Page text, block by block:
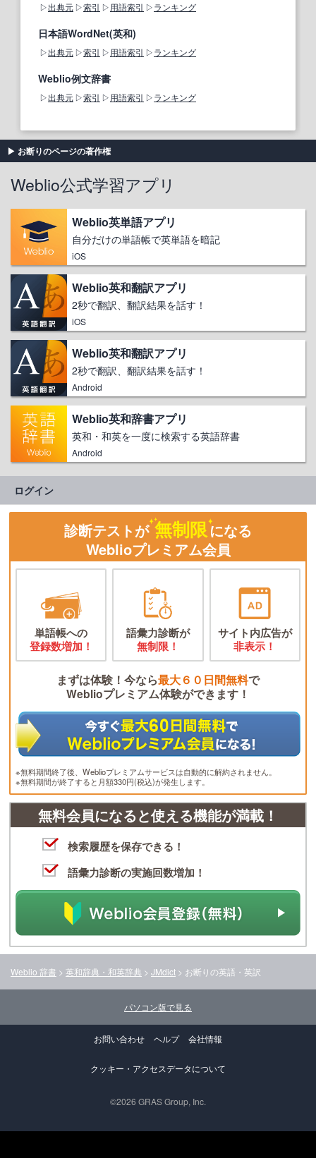
出典元 索引 用語索引 ランキング
日本語WordNet(英和)
出典元 索引 用語索引 ランキング
Weblio例文辞書
出典元 索引 用語索引 ランキング
お断りのページの著作権
Weblio公式学習アプリ
Weblio英単語アプリ
自分だけの単語帳で英単語を暗記
iOS
Weblio英和翻訳アプリ
2秒で翻訳、翻訳結果を話す！
iOS
Weblio英和翻訳アプリ
2秒で翻訳、翻訳結果を話す！
Android
Weblio英和辞書アプリ
英和・和英を一度に検索する英語辞書
Android
ログイン
診断テストが 無制限になる
Weblioプレミアム会員
単語帳への
登録数増加！
語彙力診断が
無制限！
サイト内広告が
非表示！
まずは体験！今なら最大６０日間無料で
Weblioプレミアム体験ができます！
※無料期間終了後、Weblioプレミアムサービスは自動的に解約されません。
※無料期間が終了すると月額330円(税込)が発生します。
無料会員になると使える機能が満載！
検索履歴を保存できる！
語彙力診断の実施回数増加！
Weblio 辞書 > 英和辞典・和英辞典 > JMdict > お断りの英語・英訳
パソコン版で見る
お問い合わせ ヘルプ 会社情報
クッキー・アクセスデータについて
©2026 GRAS Group, Inc.